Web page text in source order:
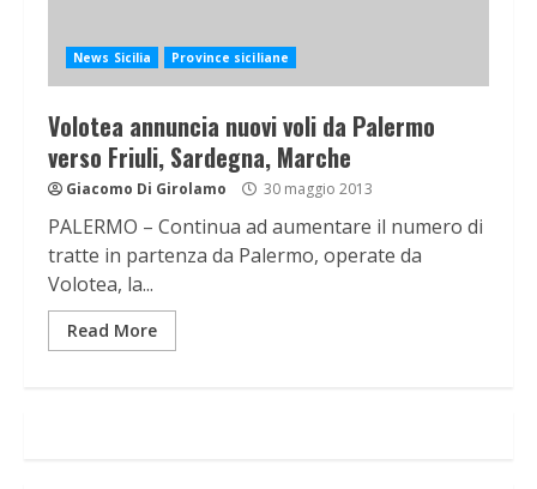
News Sicilia Province siciliane
Volotea annuncia nuovi voli da Palermo
verso Friuli, Sardegna, Marche
Giacomo Di Girolamo 30 maggio 2013
PALERMO – Continua ad aumentare il numero di
tratte in partenza da Palermo, operate da
Volotea, la...
Read More